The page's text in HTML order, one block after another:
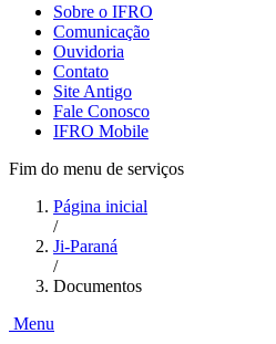
Sobre o IFRO
Comunicação
Ouvidoria
Contato
Site Antigo
Fale Conosco
IFRO Mobile
Fim do menu de serviços
Página inicial
/
Ji-Paraná
/
Documentos
Menu